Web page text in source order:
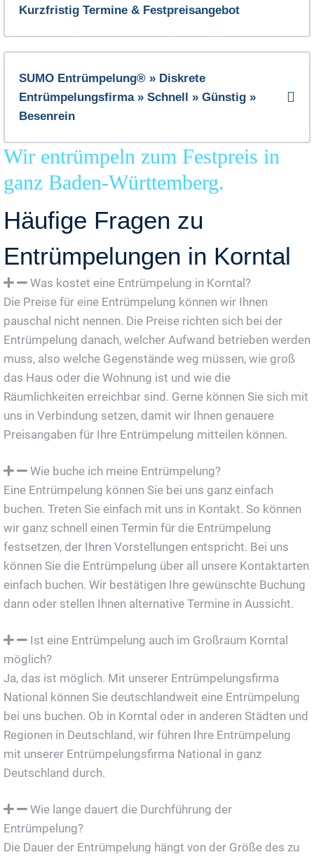
Kurzfristig Termine & Festpreisangebot
SUMO Entrümpelung® » Diskrete
Entrümpelungsfirma » Schnell » Günstig »
Besenrein
Wir entrümpeln zum Festpreis in
ganz Baden-Württemberg.
Häufige Fragen zu
Entrümpelungen in Korntal
Was kostet eine Entrümpelung in Korntal?
Die Preise für eine Entrümpelung können wir Ihnen
pauschal nicht nennen. Die Preise richten sich bei der
Entrümpelung danach, welcher Aufwand betrieben werden
muss, also welche Gegenstände weg müssen, wie groß
das Haus oder die Wohnung ist und wie die
Räumlichkeiten erreichbar sind. Gerne können Sie sich mit
uns in Verbindung setzen, damit wir Ihnen genauere
Preisangaben für Ihre Entrümpelung mitteilen können.
Wie buche ich meine Entrümpelung?
Eine Entrümpelung können Sie bei uns ganz einfach
buchen. Treten Sie einfach mit uns in Kontakt. So können
wir ganz schnell einen Termin für die Entrümpelung
festsetzen, der Ihren Vorstellungen entspricht. Bei uns
können Sie die Entrümpelung über all unsere Kontaktarten
einfach buchen. Wir bestätigen Ihre gewünschte Buchung
dann oder stellen Ihnen alternative Termine in Aussicht.
Ist eine Entrümpelung auch im Großraum Korntal
möglich?
Ja, das ist möglich. Mit unserer Entrümpelungsfirma
National können Sie deutschlandweit eine Entrümpelung
bei uns buchen. Ob in Korntal oder in anderen Städten und
Regionen in Deutschland, wir führen Ihre Entrümpelung
mit unserer Entrümpelungsfirma National in ganz
Deutschland durch.
Wie lange dauert die Durchführung der
Entrümpelung?
Die Dauer der Entrümpelung hängt von der Größe des zu